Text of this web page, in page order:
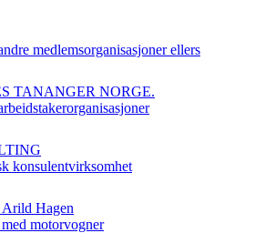
medlemsorganisasjoner ellers
TANANGER NORGE.
konsulentvirksomhet
Hagen
motorvogner